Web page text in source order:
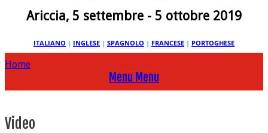
Ariccia, 5 settembre - 5 ottobre 2019
ITALIANO | INGLESE | SPAGNOLO | FRANCESE | PORTOGHESE
Home
Menu Menu
Video